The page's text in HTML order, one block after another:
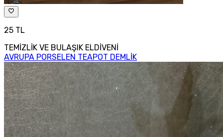
25 TL
TEMİZLİK VE BULAŞIK ELDİVENİ
AVRUPA PORSELEN TEAPOT DEMLİK